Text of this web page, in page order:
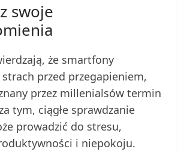
swoje
że smartfony
przed przegapieniem,
przez millenialsów termin
tym, ciągłe sprawdzanie
prowadzić do stresu,
i niepokoju.